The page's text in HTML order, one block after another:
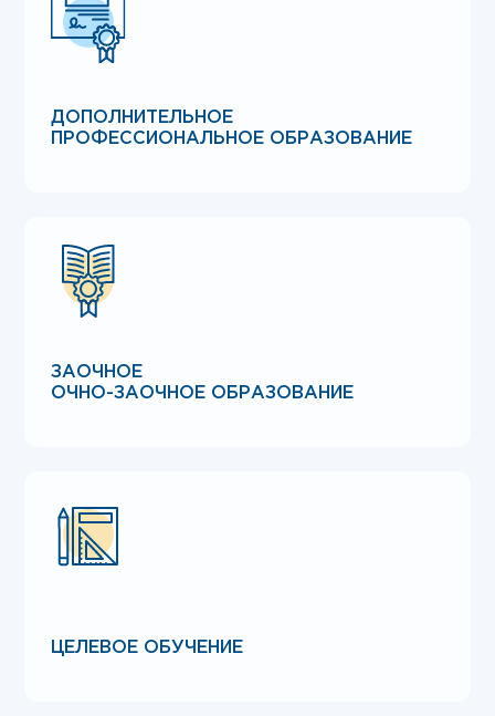
ДОПОЛНИТЕЛЬНОЕ
ПРОФЕССИОНАЛЬНОЕ ОБРАЗОВАНИЕ
ЗАОЧНОЕ
ОЧНО-ЗАОЧНОЕ ОБРАЗОВАНИЕ
ЦЕЛЕВОЕ ОБУЧЕНИЕ